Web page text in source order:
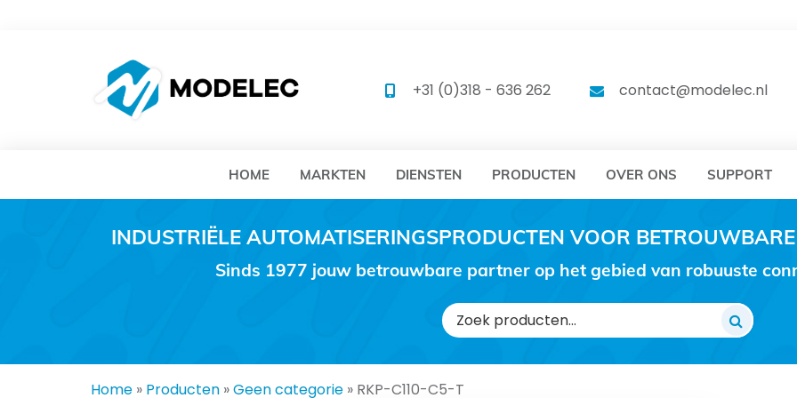
MODELEC MODELEC
+31 (0)318 - 636 262 contact@modelec.nl
HOME MARKTEN DIENSTEN PRODUCTEN OVER ONS SUPPORT
INDUSTRIËLE AUTOMATISERINGSPRODUCTEN VOOR
Sinds 1977 jouw betrouwbare partner op het gebied van robuuste
Zoeken
naar:
Home » Producten »Geen categorie » RKP-C110-C5-T